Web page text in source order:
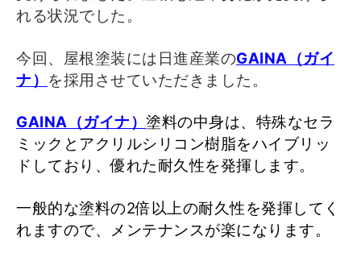
れる状況でした。
今回、屋根塗装には日進産業のGAINA（ガイ
ナ） を採用させていただきました。
GAINA（ガイナ） 塗料の中身は、特殊なセラ
ミックとアクリルシリコン樹脂をハイブリッ
ドしており、優れた耐久性を発揮します。
一般的な塗料の2倍以上の耐久性を発揮してく
れますので、メンテナンスが楽になります。